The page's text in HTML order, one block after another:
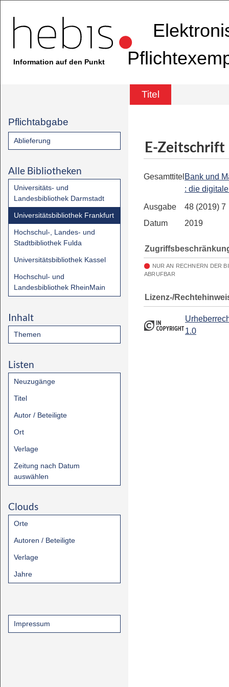
Information auf den Punkt
Titel
Pflichtabgabe
Ablieferung
Alle Bibliotheken
Universitäts- und
Landesbibliothek Darmstadt
Universitätsbibliothek Frankfurt
Hochschul-, Landes- und
Stadtbibliothek Fulda
Universitätsbibliothek Kassel
Hochschul- und
Landesbibliothek RheinMain
Inhalt
Themen
Listen
Neuzugänge
Titel
Autor / Beteiligte
Ort
Verlage
Zeitung nach Datum
auswählen
Clouds
Orte
Autoren / Beteiligte
Verlage
Jahre
Impressum
E-Zeitschrift
Gesamttitel Bank und
: die
Ausgabe
48 (2019) 7
Datum
2019
NUR AN RECHNERN DER
ABRUFBAR
Lizenz-/
1.0